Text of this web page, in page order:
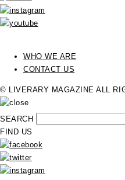
WHO WE ARE
CONTACT US
© LIVERARY MAGAZINE ALL
SEARCH
FIND US